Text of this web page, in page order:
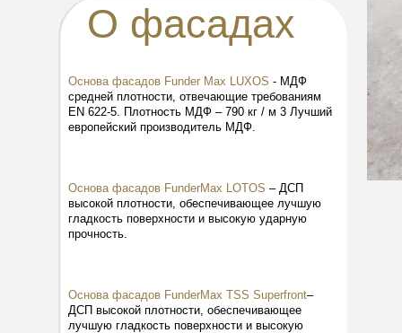
О фасадах
Основа фасадов Funder Max LUXOS - МДФ
средней плотности, отвечающие требованиям
EN 622-5. Плотность МДФ – 790 кг / м 3 Лучший
европейский производитель МДФ.
Основа фасадов FunderMax LOTOS – ДСП
высокой плотности, обеспечивающее лучшую
гладкость поверхности и высокую ударную
прочность.
Основа фасадов FunderMax TSS Superfront–
ДСП высокой плотности, обеспечивающее
лучшую гладкость поверхности и высокую